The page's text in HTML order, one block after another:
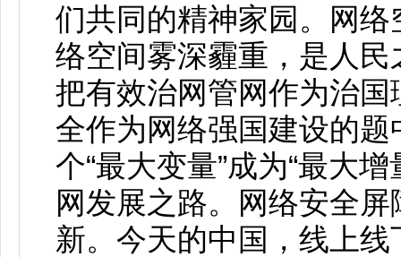
们共同的精神家园。网
络空间雾深霾重，是人
把有效治网管网作为治
全作为网络强国建设的
个“最大变量”成为“最大
网发展之路。网络安全
新。今天的中国，线上